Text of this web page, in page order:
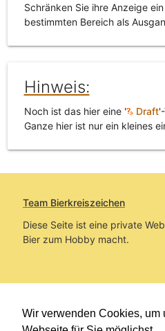
Wir verwenden Cookies, um
Schränken Sie ihre Anzeige
bestimmten Bereich als
Hinweis:
Noch ist das hier eine ' Draft
Ganze hier ist nur ein kleines
Team Bierkreiszeichen
Diese Seite ist eine private
Bier zum Hobby macht.
Sie befinden sich auf https://
im Pfad:Übers Bier/Brauereien
Informationen zur Brauerei